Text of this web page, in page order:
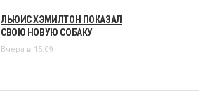
ЛЬЮИС ХЭМИЛТОН ПОКАЗАЛ
СВОЮ НОВУЮ СОБАКУ
Вчера в 15:09